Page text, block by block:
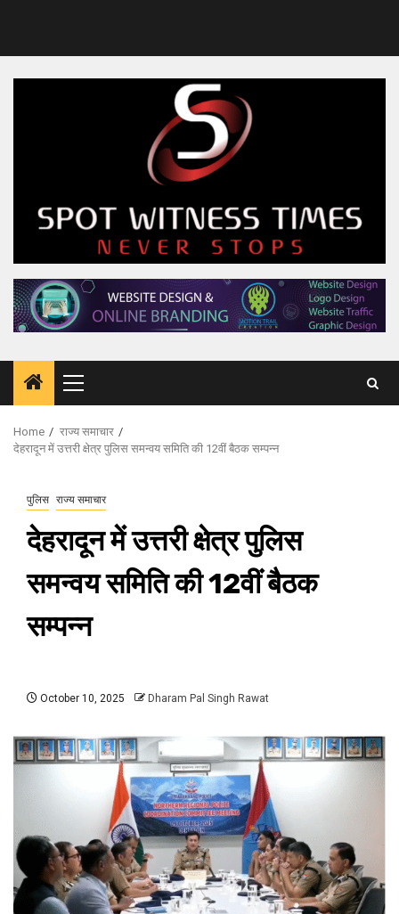
Primary
Menu
Home
राज्य समाचार
देहरादून में उत्तरी क्षेत्र पुलिस समन्वय समिति की 12वीं बैठक सम्पन्न
पुलिस राज्य समाचार
देहरादून में उत्तरी क्षेत्र पुलिस
समन्वय समिति की 12वीं बैठक
सम्पन्न
October 10, 2025 Dharam Pal Singh Rawat